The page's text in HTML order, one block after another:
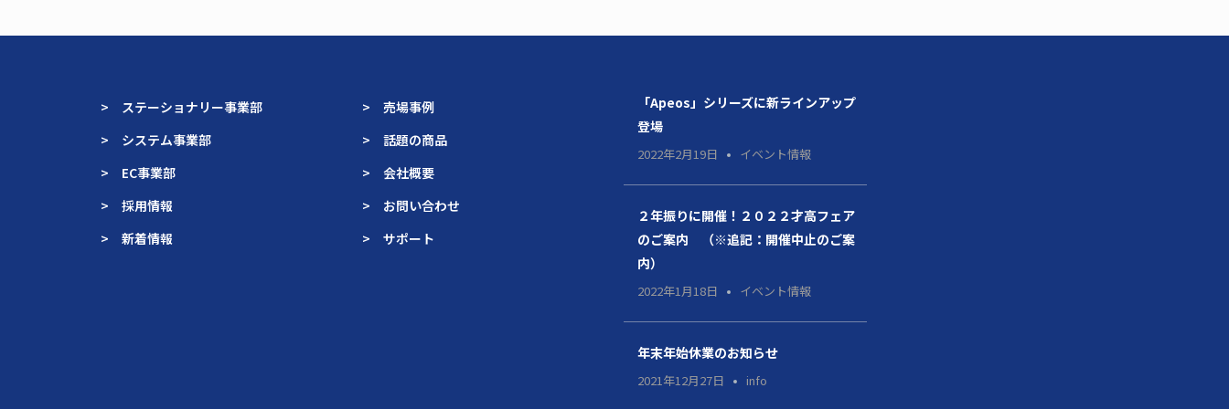
> ステーショナリー事業部
> システム事業部
> EC事業部
> 採用情報
> 新着情報
> 売場事例
> 話題の商品
> 会社概要
> お問い合わせ
> サポート
「Apeos」シリーズに新ラインアップ
登場
2022年2月19日 イベント情報
２年振りに開催！２０２２才高フェア
のご案内 （※追記：開催中止のご案
内）
2022年1月18日 イベント情報
年末年始休業のお知らせ
2021年12月27日 info